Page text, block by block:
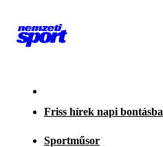
Friss hírek napi
Sportműsor